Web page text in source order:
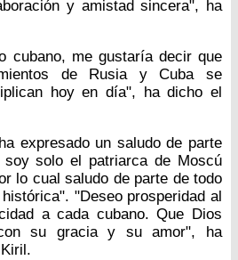
y amistad sincera", ha
cubano, me gustaría decir que
de Rusia y Cuba se
hoy en día", ha dicho el
expresado un saludo de parte
solo el patriarca de Moscú
lo cual saludo de parte de todo
"Deseo prosperidad al
a cada cubano. Que Dios
su gracia y su amor", ha